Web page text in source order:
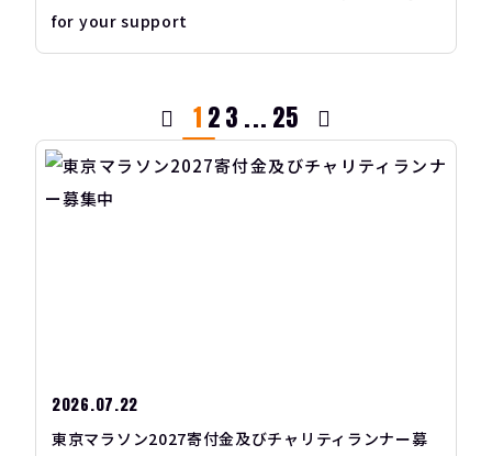
for your support
1 23 ... 25
2026.07.22
東京マラソン2027寄付金及びチャリティランナー募